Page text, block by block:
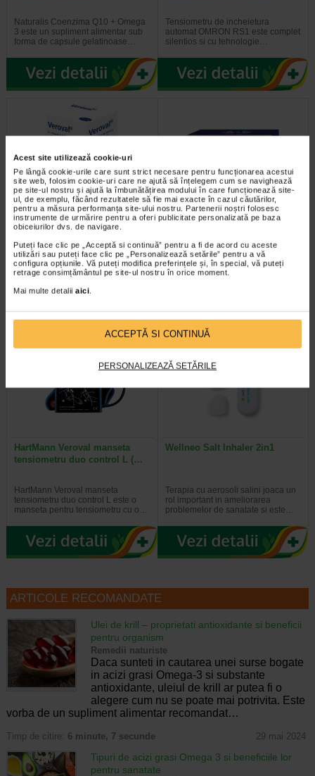
Acest site utilizează cookie-uri
Pe lângă cookie-urile care sunt strict necesare pentru funcționarea acestui
site web, folosim cookie-uri care ne ajută să înțelegem cum se navighează
pe site-ul nostru și ajută la îmbunătățirea modului în care funcționează site-
ul, de exemplu, făcând rezultatele să fie mai exacte în cazul căutărilor,
pentru a măsura performanța site-ului nostru. Partenerii noștri folosesc
instrumente de urmărire pentru a oferi publicitate personalizată pe baza
obiceiurilor dvs. de navigare.
Puteți face clic pe „Acceptă si continuă” pentru a fi de acord cu aceste
utilizări sau puteți face clic pe „Personalizează setările” pentru a vă
configura opțiunile. Vă puteți modifica preferințele și, în special, vă puteți
retrage consimțământul pe site-ul nostru în orice moment.
Mai multe detalii aici.
ACCEPTĂ SI CONTINUĂ
PERSONALIZEAZĂ SETĂRILE
Naturalis Coenzima Q10 + Omega
3 este un supliment alimentar sub
forma de capsule gelatinoase…
Tensiometru de incheietura
automat OMRON RS1 este complet
silentios si cu tehnologie…
Adaptor pentru tensiometrele
HartMann Veroval
Adaptorul pentru tensiometrele
HartMann Veroval este un adaptor
de priza special realizat pentru…
Vitamina D3 +K2, 30 capsule
moi, NATURALIS
Naturalis Vitamina D3 + K2 este un
supliment alimentar care combina
vitamina D3 si vitamina K2 (sub…
HartMann Veroval manseta
tensiometru duo control L (…
HartMann Veroval manseta
tensiometru duo control L este o
manseta pentru tensiometru cu o…
Wellneo Salt Inhaler 2in1
Terapia cu aerosoli salini joaca un
rol important in ameliorarea
problemelor de sanatate si este…
ARTICOLE RECOMANDATE
Ulei de krill – proprietati antioxidante si beneficii
pentru organism
Remedii naturiste
Daca sunteti in cautarea unei surse bogate
in acizi grasi Omega-3 si substante
antioxidante, uleiul de krill ar putea fi o
alegere cum nu se poate mai potrivita. Este
vorba de un supliment alimentar recomandat…
Timp de citire: 6 minute, 7 secunde 29 mai 2024
Tipuri de acizi grasi Omega 3 si beneficiile lor
pentru sanatate